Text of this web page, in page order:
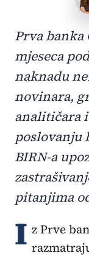
Prva banka
mjeseca
naknadu
novinara,
analitičara i
poslovanju
BIRN-a
pitanjima
I z Prve